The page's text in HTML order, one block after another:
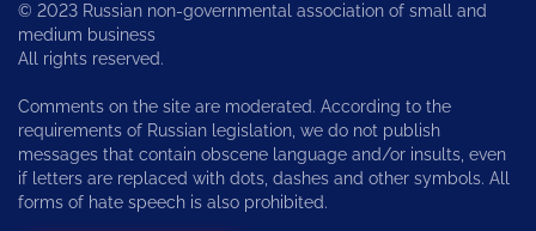
© 2023 Russian non-governmental association of small and
medium business
All rights reserved.
Comments on the site are moderated. According to the
requirements of Russian legislation, we do not publish
messages that contain obscene language and/or insults, even
if letters are replaced with dots, dashes and other symbols. All
forms of hate speech is also prohibited.